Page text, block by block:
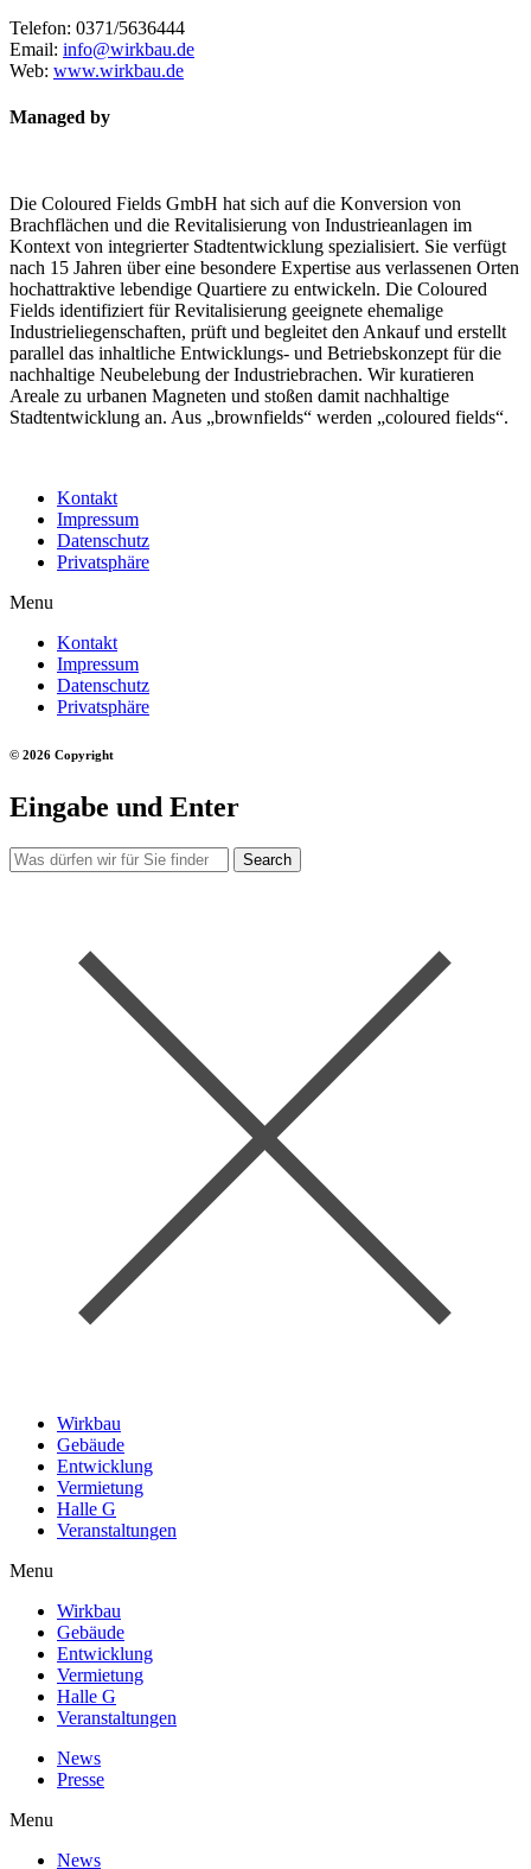
Telefon: 0371/5636444
Email: info@wirkbau.de
Web: www.wirkbau.de
Managed by
Die Coloured Fields GmbH hat sich auf die Konversion von
Brachflächen und die Revitalisierung von Industrieanlagen im
Kontext von integrierter Stadtentwicklung spezialisiert. Sie verfügt
nach 15 Jahren über eine besondere Expertise aus verlassenen Orten
hochattraktive lebendige Quartiere zu entwickeln. Die Coloured
Fields identifiziert für Revitalisierung geeignete ehemalige
Industrieliegenschaften, prüft und begleitet den Ankauf und erstellt
parallel das inhaltliche Entwicklungs- und Betriebskonzept für die
nachhaltige Neubelebung der Industriebrachen. Wir kuratieren
Areale zu urbanen Magneten und stoßen damit nachhaltige
Stadtentwicklung an. Aus „brownfields“ werden „coloured fields“.
Kontakt
Impressum
Datenschutz
Privatsphäre
Menu
Kontakt
Impressum
Datenschutz
Privatsphäre
© 2026 Copyright
Eingabe und Enter
Search
Wirkbau
Gebäude
Entwicklung
Vermietung
Halle G
Veranstaltungen
Menu
Wirkbau
Gebäude
Entwicklung
Vermietung
Halle G
Veranstaltungen
News
Presse
Menu
News